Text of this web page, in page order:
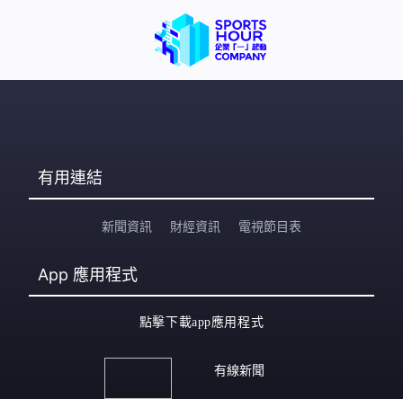
有用連結
新聞資訊 財經資訊 電視節目表
App 應用程式
點擊下載app應用程式
有線新聞